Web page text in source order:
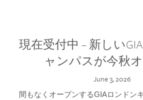
現在受付中 – 新しい
ャンパスが今秋
June 3, 2026
間もなくオープンするGIAロンドン